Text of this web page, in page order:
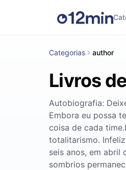
Categorias author
Livros
Autobiografia:
Embora eu possa
coisa de cada
totalitarismo.
seis anos, em abril
sombrios